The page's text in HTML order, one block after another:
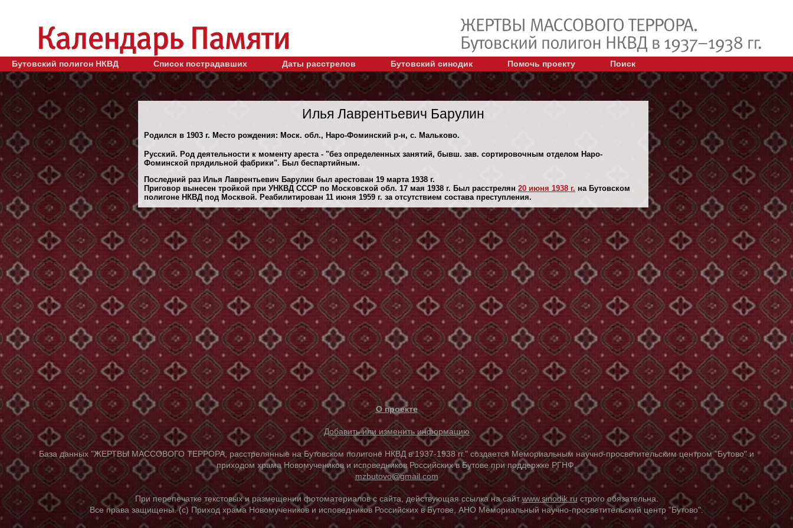
Бутовский полигон НКВД Список пострадавших Даты расстрелов Бутовский синодик Помочь проекту Поиск
Илья Лаврентьевич Барулин
Родился в 1903 г. Место рождения: Моск. обл., Наро-Фоминский р-н, с. Мальково.
Русский. Род деятельности к моменту ареста - "без определенных занятий, бывш. зав. сортировочным отделом Наро-
Фоминской прядильной фабрики". Был беспартийным.
Последний раз Илья Лаврентьевич Барулин был арестован 19 марта 1938 г.
Приговор вынесен тройкой при УНКВД СССР по Московской обл. 17 мая 1938 г. Был расстрелян 20 июня 1938 г. на Бутовском
полигоне НКВД под Москвой. Реабилитирован 11 июня 1959 г. за отсутствием состава преступления.
О проекте
Добавить или изменить информацию
База данных "ЖЕРТВЫ МАССОВОГО ТЕРРОРА, расстрелянные на Бутовском полигоне НКВД в 1937-1938 гг." создается Мемориальным научно-просветительским центром "Бутово" и
приходом храма Новомучеников и исповедников Российских в Бутове при поддержке РГНФ.
mzbutovo@gmail.com
При перепечатке текстовых и размещении фотоматериалов с сайта, действующая ссылка на сайтwww.sinodik.ru строго обязательна.
Все права защищены. (с) Приход храма Новомучеников и исповедников Российских в Бутове, АНО Мемориальный научно-просветительский центр "Бутово".